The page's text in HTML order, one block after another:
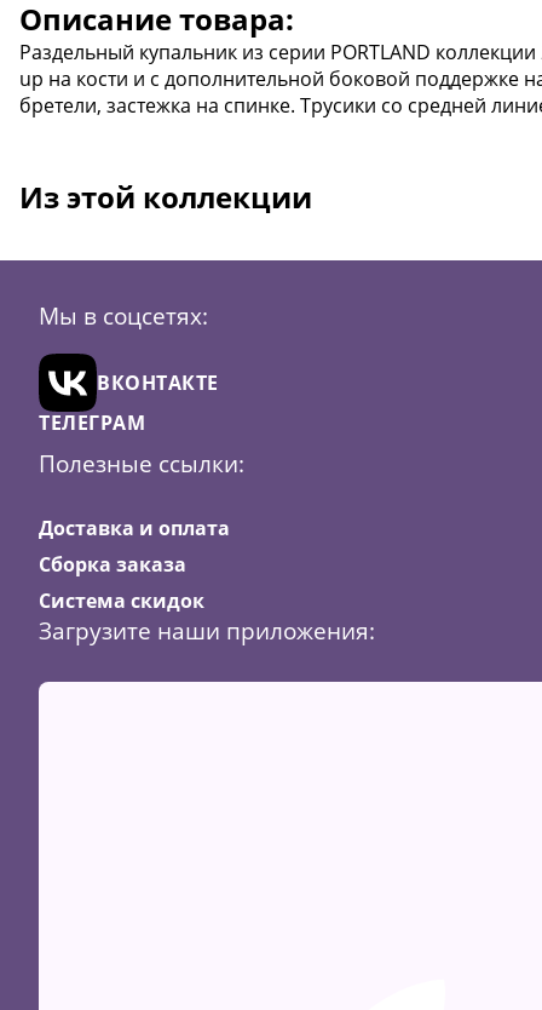
Скидка24
Описание товара:
Раздельный купальник из серии PORTLAND
up на кости и с дополнительной боковой поддержке
бретели, застежка на спинке. Трусики со средней
Из этой коллекции
Мы в соцсетях:
ВКОНТАКТЕ
ТЕЛЕГРАМ
Полезные ссылки:
Доставка и оплата
Сборка заказа
Система скидок
Загрузите наши приложения: